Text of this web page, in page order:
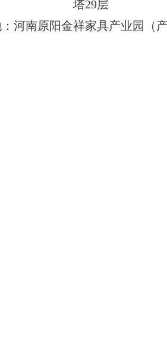
塔29层
河南原阳金祥家具产业园（